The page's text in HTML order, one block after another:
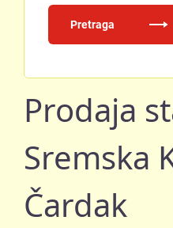
Pretraga
Prodaja
Sremska
Čardak